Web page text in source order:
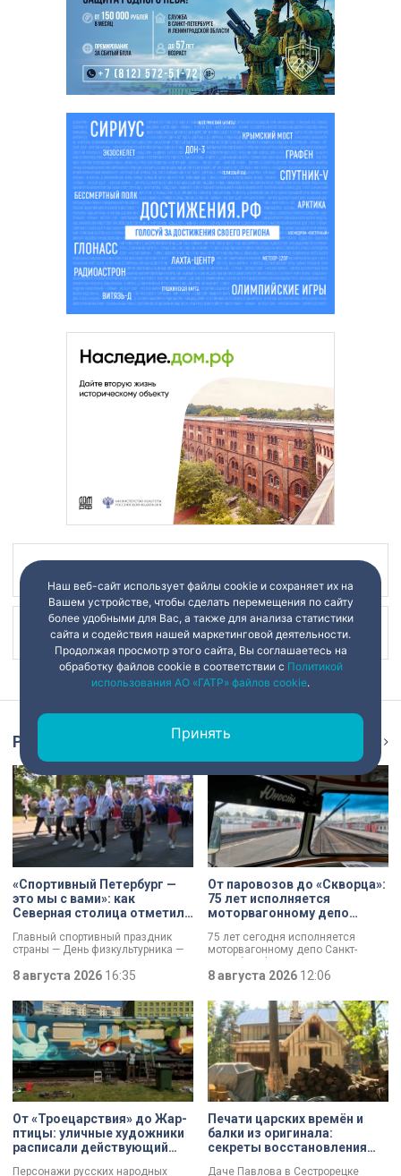
Наш канал в
Репортаж
«Спортивный Петербург —
это мы с вами»: как
Северная столица отметила
Главный спортивный праздник
страны — День физкультурника —
причастных поздравил президент
Владимир Путин, отметив:
продолжается обновление и
создание стадионов,
тренировочных баз и
спортплощадок. К петербуржцам
обратился губернатор Александр
Беглов. Он подчеркнул: именно в
городе на Неве зародились
традиции футбола, фигурного
катания, тяжёлой и лёгкой
атлетики, плавания и триатлона.
Тысячи спортсменов разного
возраста сегодня собрались на
Крестовском острове.
8 августа 2026 16:35
От паровозов до «Скворца»:
75 лет исполняется
моторвагонному депо
Финляндский
75 лет сегодня исполняется
моторвагонному депо Санкт-
Петербург-Финляндский.
Появление этого объекта для
железной дороги стало поистине
знаковым: паровозы уступили
место электричкам. Изначально
выполняли 13 пар рейсов, сейчас
— почти в 20 раз больше. В парке
предприятия — современные
вагоны и ретро-составы.
8 августа 2026 12:06
От «Троецарствия» до Жар-
птицы: уличные художники
расписали действующий
Персонажи русских народных
Печати царских времён и
балки из оригинала:
секреты восстановления
Даче Павлова в Сестрорецке
Наш веб-сайт использует файлы cookie и сохраняет их на
Вашем устройстве, чтобы сделать перемещения по сайту
более удобными для Вас, а также для анализа статистики
сайта и содействия нашей маркетинговой деятельности.
Продолжая просмотр этого сайта, Вы соглашаетесь на
обработку файлов cookie в соответствии с Политикой
использования АО «ГАТР» файлов cookie.
Принять